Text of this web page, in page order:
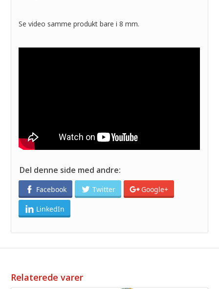
Se video samme produkt bare i 8 mm.
Del denne side med andre:
Facebook Twitter Google+
LinkedIn
Relaterede varer